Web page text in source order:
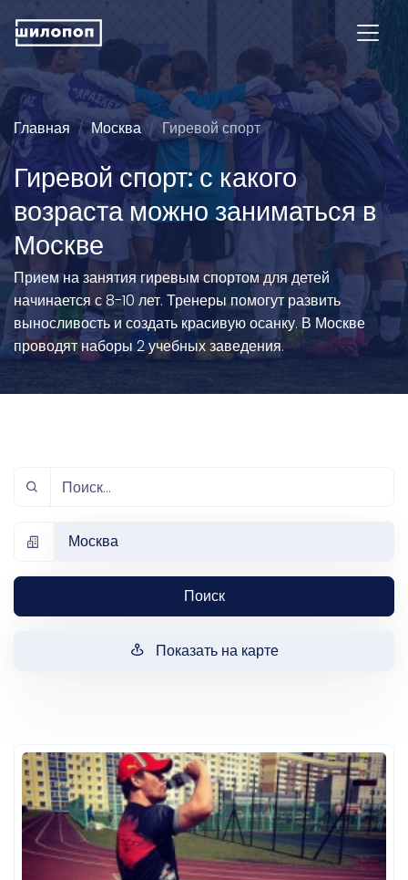
Главная Москва Гиревой спорт
Гиревой спорт: с какого
возраста можно заниматься в
Москве
Прием на занятия гиревым спортом для детей
начинается с 8-10 лет. Тренеры помогут развить
выносливость и создать красивую осанку. В Москве
проводят наборы 2 учебных заведения.
Москва
Поиск
Показать на карте